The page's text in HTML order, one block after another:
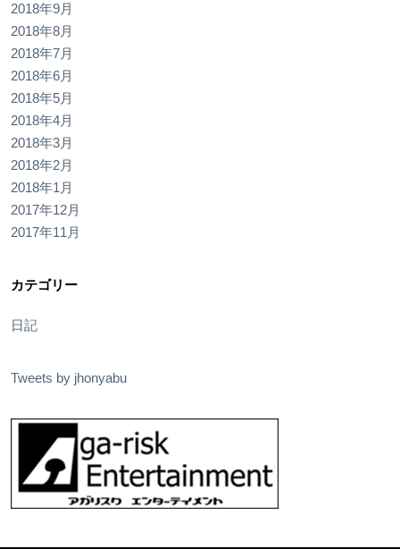
2018年9月
2018年8月
2018年7月
2018年6月
2018年5月
2018年4月
2018年3月
2018年2月
2018年1月
2017年12月
2017年11月
カテゴリー
日記
Tweets by jhonyabu